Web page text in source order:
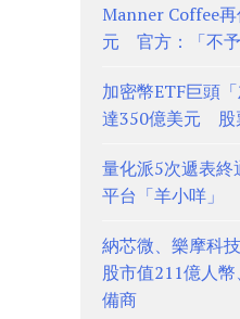
Manner Coffee
元 官方：「不予
加密幣ETF巨頭
達350億美元 股
量化派5次遞表
平台「羊小咩」
納芯微、樂摩科
股市值211億人
備商